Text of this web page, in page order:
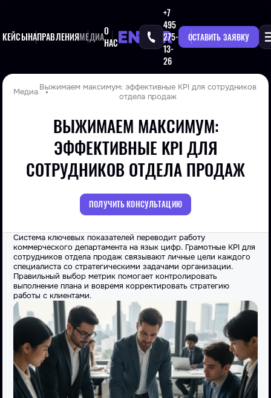
КЕЙСЫНАПРАВЛЕНИЯМЕДИАО
НАС
+7
495
275-
13-
26
ОСТАВИТЬ ЗАЯВКУ
МедиаВыжимаем максимум: эффективные KPI для сотрудников
отдела продаж
ВЫЖИМАЕМ МАКСИМУМ:
ЭФФЕКТИВНЫЕ KPI ДЛЯ
СОТРУДНИКОВ ОТДЕЛА ПРОДАЖ
ПОЛУЧИТЬ КОНСУЛЬТАЦИЮ
Система ключевых показателей переводит работу
коммерческого департамента на язык цифр. Грамотные KPI для
сотрудников отдела продаж связывают личные цели каждого
специалиста со стратегическими задачами организации.
Правильный выбор метрик помогает контролировать
выполнение плана и вовремя корректировать стратегию
работы с клиентами.